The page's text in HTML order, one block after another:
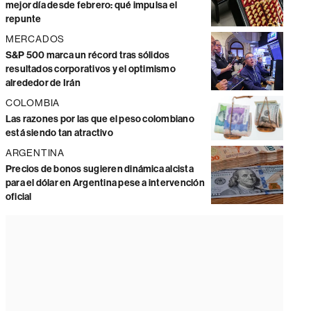
mejor día desde febrero: qué impulsa el
repunte
MERCADOS
S&P 500 marca un récord tras sólidos
resultados corporativos y el optimismo
alrededor de Irán
COLOMBIA
Las razones por las que el peso colombiano
está siendo tan atractivo
ARGENTINA
Precios de bonos sugieren dinámica alcista
para el dólar en Argentina pese a intervención
oficial